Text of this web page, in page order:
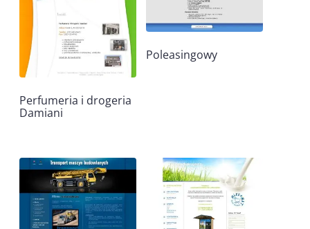
Perfumeria i drogeria
Damiani
Poleasingowy